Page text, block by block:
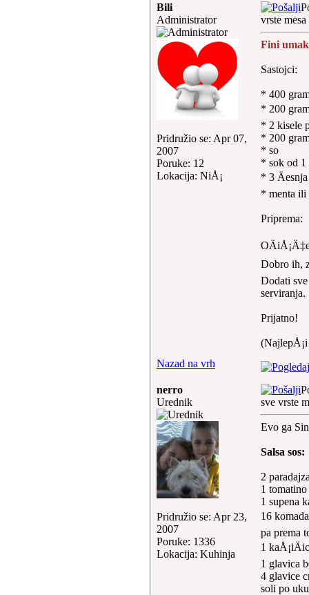
Bili
Administrator
Pridružio se: Apr 07,
2007
Poruke: 12
Lokacija: NiÅ¡
vrste mesa
Fini umak
Sastojci:
* 400
* 200
* 2 kisele
* 200
* so
* sok od 1
* 3
* menta ili
Priprema:
Dobro ih,
Dodati
serviranja.
Prijatno!
Nazad na vrh
nerro
Urednik
Pridružio se: Apr 23,
2007
Poruke: 1336
Lokacija: Kuhinja
sve vrste
Evo ga
Salsa sos:
2
1
1 supena
16
pa prema
1
1 glavica
4 glavice
soli po